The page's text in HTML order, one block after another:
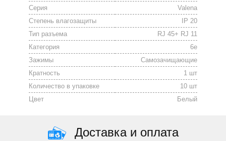
Серия
Valena
Степень влагозащиты
IP 20
Тип разъема
RJ 45+ RJ 11
Категория
6е
Зажимы
Cамозачищающие
Кратность
1 шт
Количество в упаковке
10 шт
Цвет
Белый
Доставка и оплата